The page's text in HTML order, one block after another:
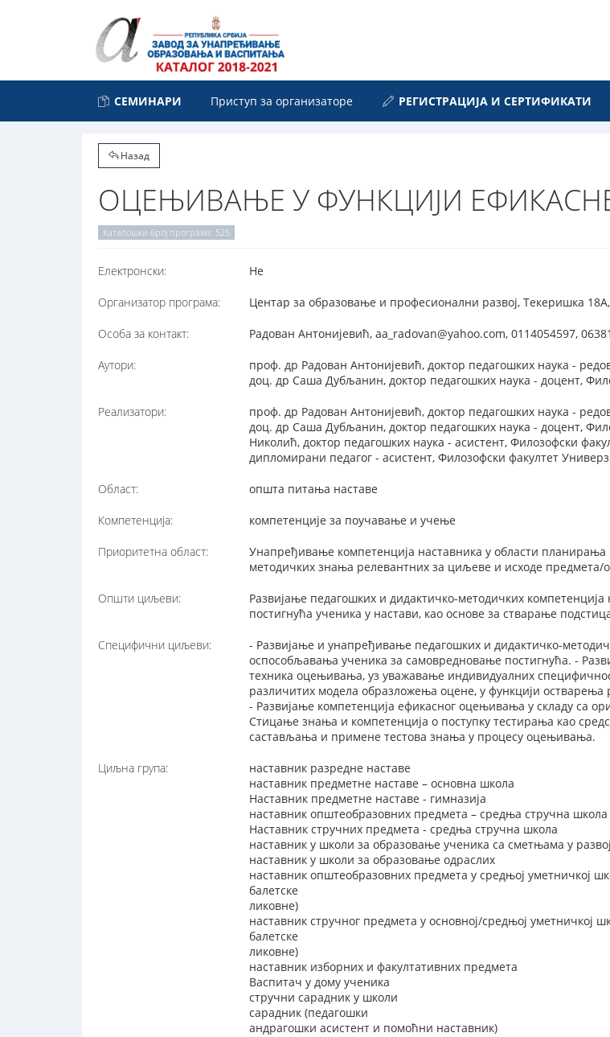
СЕМИНАРИ Приступ за организаторе РЕГИСТРАЦИЈА И СЕРТИФИКАТИ
Назад
ОЦЕЊИВАЊЕ У ФУНКЦИЈИ
Каталошки број програма: 525
Електронски: Не
Организатор програма: Центар за образовање и професионални развој, Текеришка
Особа за контакт: Радован Антонијевић, aa_radovan@yahoo.com, 0114054597,
Аутори:
проф. др Радован Антонијевић, доктор педагошких наука -
доц. др Саша Дубљанин, доктор педагошких наука - доцент,
Реализатори:
проф. др Радован Антонијевић, доктор педагошких наука -
доц. др Саша Дубљанин, доктор педагошких наука - доцент,
Николић, доктор педагошких наука - асистент, Филозофски
дипломирани педагог - асистент, Филозофски факултет
Област: општа питања наставе
Компетенција: компетенције за поучавање и учење
Приоритетна област:
Унапређивање компетенција наставника у области
методичких знања релевантних за циљеве и исходе предмета/
Општи циљеви:
Развијање педагошких и дидактичко-методичких
постигнућа ученика у настави, као основе за стварање
Специфични циљеви:
- Развијање и унапређивање педагошких и дидактичко-
оспособљавања ученика за самовредновање постигнућа. -
техника оцењивања, уз уважавање индивидуалних
различитих модела образложења оцене, у функцији
- Развијање компетенција ефикасног оцењивања у складу са
Стицање знања и компетенција о поступку тестирања као
састављања и примене тестова знања у процесу оцењивања.
Циљна група:
наставник разредне наставе
наставник предметне наставе – основна школа
Наставник предметне наставе - гимназија
наставник општеобразовних предмета – средња стручна школа
Наставник стручних предмета - средња стручна школа
наставник у школи за образовање ученика са сметњама у
наставник у школи за образовање одраслих
наставник општеобразовних предмета у средњој уметничкој
балетске
ликовне)
наставник стручног предмета у основној/средњој уметничкој
балетске
ликовне)
наставник изборних и факултативних предмета
Васпитач у дому ученика
стручни сарадник у школи
сарадник (педагошки
андрагошки асистент и помоћни наставник)